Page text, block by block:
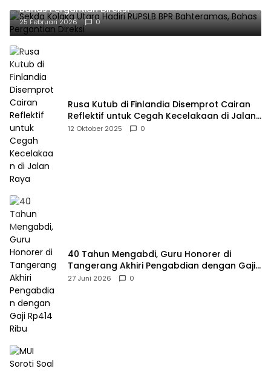
Bahas Pergantian Direksi
25 Februari 2026 0
Rusa Kutub di Finlandia Disemprot Cairan
Reflektif untuk Cegah Kecelakaan di Jalan
Raya
12 Oktober 2025 0
40 Tahun Mengabdi, Guru Honorer di
Tangerang Akhiri Pengabdian dengan Gaji
Rp414 Ribu
27 Juni 2026 0